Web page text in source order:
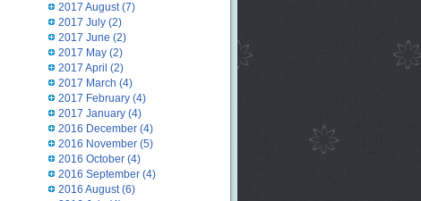
2017 August(7)
2017 July(2)
2017 June (2)
2017 May(2)
2017 April (2)
2017 March (4)
2017 February(4)
2017 January(4)
2016 December(4)
2016 November(5)
2016 October(4)
2016 September(4)
2016 August(6)